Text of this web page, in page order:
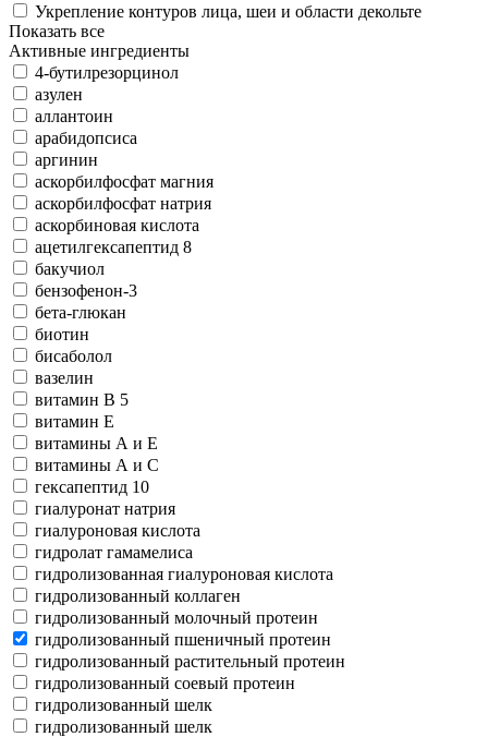
Укрепление контуров лица, шеи и области декольте
Показать все
Активные ингредиенты
4-бутилрезорцинол
азулен
аллантоин
арабидопсиса
аргинин
аскорбилфосфат магния
аскорбилфосфат натрия
аскорбиновая кислота
ацетилгексапептид 8
бакучиол
бензофeнон-3
бета-глюкан
биотин
бисаболол
вазелин
витамин В 5
витамин Е
витамины А и Е
витамины А и С
гексапептид 10
гиалуронат натрия
гиалуроновая кислота
гидролат гамамелиса
гидролизованная гиалуроновая кислота
гидролизованный коллаген
гидролизованный молочный протеин
гидролизованный пшеничный протеин
гидролизованный растительный протеин
гидролизованный соевый протеин
гидролизованный шелк
гидролизованный шелк